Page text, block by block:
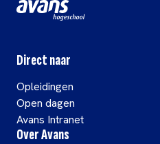
Direct naar
Opleidingen
Open dagen
Avans Intranet
Over Avans